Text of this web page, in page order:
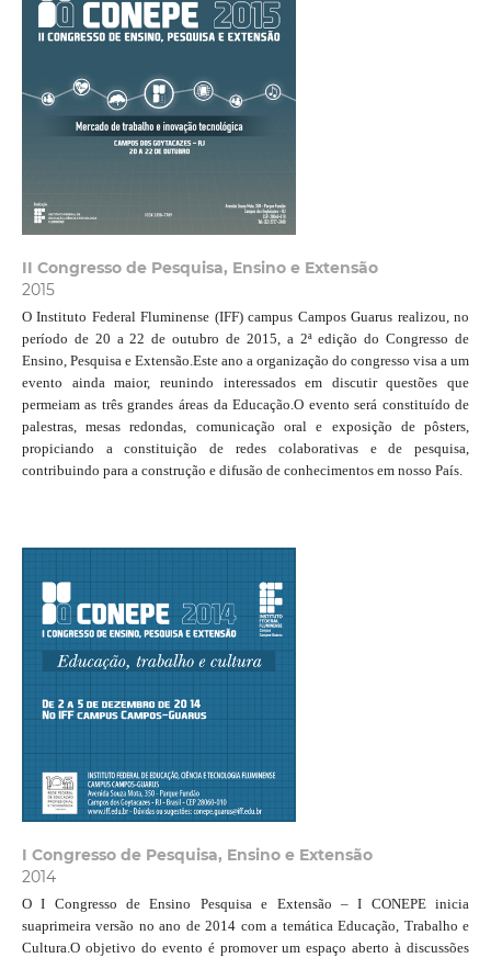
II Congresso de Pesquisa, Ensino e Extensão
2015
O Instituto Federal Fluminense (IFF) campus Campos Guarus realizou, no
período de 20 a 22 de outubro de 2015, a 2ª edição do Congresso de
Ensino, Pesquisa e Extensão.Este ano a organização do congresso visa a um
evento ainda maior, reunindo interessados em discutir questões que
permeiam as três grandes áreas da Educação.O evento será constituído de
palestras, mesas redondas, comunicação oral e exposição de pôsters,
propiciando a constituição de redes colaborativas e de pesquisa,
contribuindo para a construção e difusão de conhecimentos em nosso País.
I Congresso de Pesquisa, Ensino e Extensão
2014
O I Congresso de Ensino Pesquisa e Extensão – I CONEPE inicia
suaprimeira versão no ano de 2014 com a temática Educação, Trabalho e
Cultura.O objetivo do evento é promover um espaço aberto à discussões